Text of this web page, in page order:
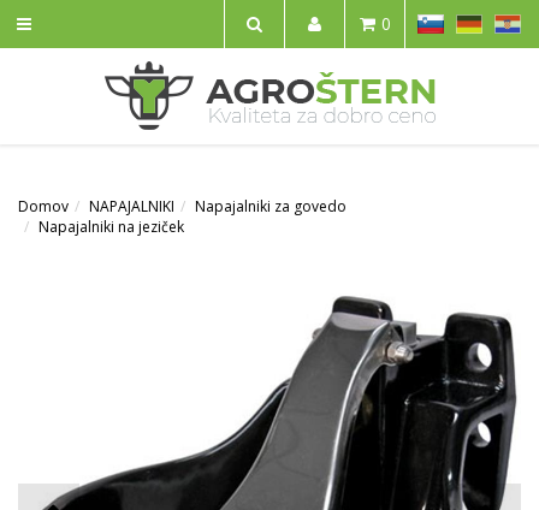
IŠČI
SL HR
0
Domov NAPAJALNIKI
Napajalniki za govedo
Napajalniki na jeziček